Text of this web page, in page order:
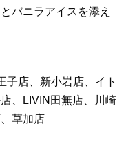
バニラアイスを添え
子店、新小岩店、イト
、LIVIN田無店、川崎
草加店